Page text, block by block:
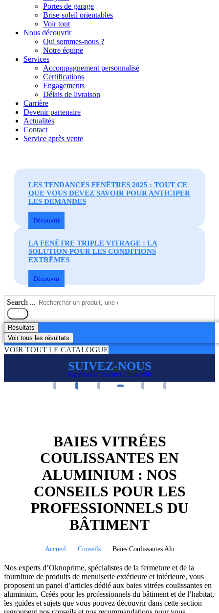
Portes de garage
Brise-soleil orientables
Voir tout
Nous découvrir
Qui sommes-nous ?
Notre équipe
Services
Accompagnement personnalisé
Certifications
Engagements
Délais de livraison
Carrière
Devenir partenaire
Actualités
Contact
Service après vente
LES TENDANCES FENÊTRES 2025 : TOUT CE
QUE VOUS DEVEZ SAVOIR POUR ANTICIPER
LES DEMANDES
Découvrir
LA FENÊTRE TRIPLE VITRAGE : LA
SOLUTION POUR LES CONDITIONS
EXTRÊMES
Découvrir
Search ...
Résultats
Voir tous les résultats
VOIR TOUT LE CATALOGUE
SUIVEZ-NOUS
Facebook Twitter Linkedin
BAIES VITRÉES
COULISSANTES EN
ALUMINIUM : NOS
CONSEILS POUR LES
PROFESSIONNELS DU
BÂTIMENT
Accueil Conseils Baies Coulissantes Alu
Nos experts d’Oknoprime, spécialistes de la fermeture et de la
fourniture de produits de menuiserie extérieure et intérieure, vous
proposent un panel d’articles dédié aux baies vitrées coulissantes en
aluminium. Créés pour les professionnels du bâtiment et de l’habitat,
les guides et sujets que vous pouvez découvrir dans cette section